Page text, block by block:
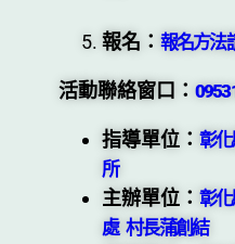
報名： 報名方法
活動聯絡窗口：
指導單位： 彰
所
主辦單位： 彰
處 村長蒲創結